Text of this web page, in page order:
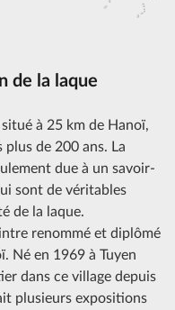
de la laque
situé à 25 km de Hanoï,
de 200 ans. La
due à un savoir-
sont de véritables
de la laque.
renommé et diplômé
Né en 1969 à Tuyen
dans ce village depuis
plusieurs expositions